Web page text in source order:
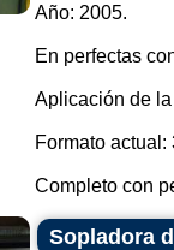
Año: 2005.
En perfectas
Aplicación de
Formato actual:
Completo con
Sopladora